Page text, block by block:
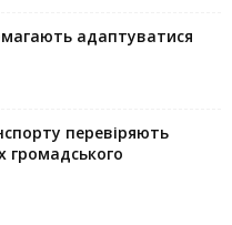
адаптуватися
перевіряють
громадського